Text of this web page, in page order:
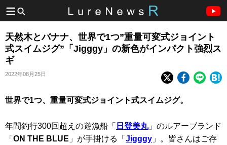
天然木とバナナ、世界で1つ”重量可変式ジョイント
式スイムジグ”「Jigggy」の新色がインパクト強烈ス
ギ
2022年08月25日
世界で1つ、重量可変式ジョイント式スイムジグ。
年間釣行300回超えの遊漁船「 日登美丸」のルアーブランド
「 ON THE BLUE 」が手掛ける「 Jigggy 」。皆さんはご存